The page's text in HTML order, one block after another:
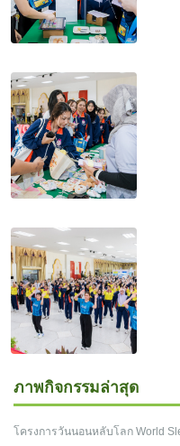
ภาพกิจกรรมล่าสุด
โครงการวันนอนหลับโลก World